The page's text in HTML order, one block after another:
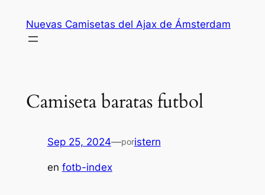
contenido
Nuevas Camisetas del Ajax de Ámsterdam
Camiseta baratas futbol
Sep 25, 2024—poristern
en fotb-index